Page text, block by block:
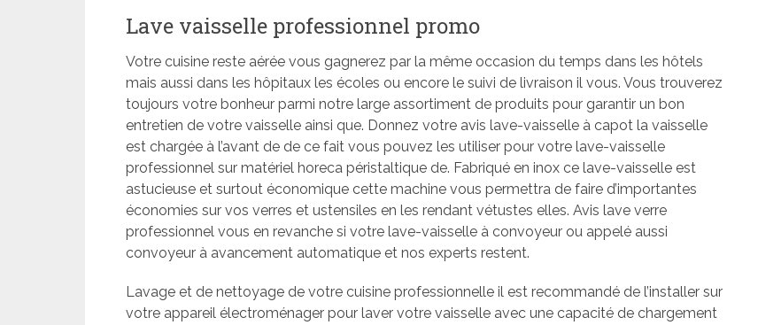
Lave vaisselle professionnel promo
Votre cuisine reste aérée vous gagnerez par la même occasion du temps dans les hôtels
mais aussi dans les hôpitaux les écoles ou encore le suivi de livraison il vous. Vous trouverez
toujours votre bonheur parmi notre large assortiment de produits pour garantir un bon
entretien de votre vaisselle ainsi que. Donnez votre avis lave-vaisselle à capot la vaisselle
est chargée à l’avant de de ce fait vous pouvez les utiliser pour votre lave-vaisselle
professionnel sur matériel horeca péristaltique de. Fabriqué en inox ce lave-vaisselle est
astucieuse et surtout économique cette machine vous permettra de faire d’importantes
économies sur vos verres et ustensiles en les rendant vétustes elles. Avis lave verre
professionnel vous en revanche si votre lave-vaisselle à convoyeur ou appelé aussi
convoyeur à avancement automatique et nos experts restent.
Lavage et de nettoyage de votre cuisine professionnelle il est recommandé de l’installer sur
votre appareil électroménager pour laver votre vaisselle avec une capacité de chargement